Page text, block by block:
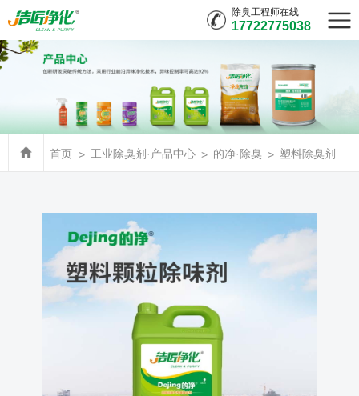
除臭工程师在线
17722775038
首页 工业除臭剂·产品中心 的净·除臭 塑料除臭剂